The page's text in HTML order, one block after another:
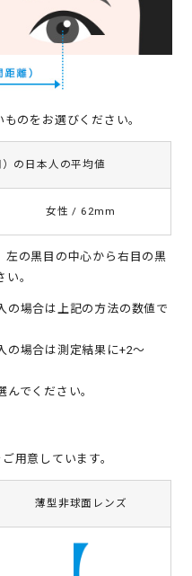
のをお選びください。
の日本人の平均値
女性 / 62mm
左の黒目の中心から右目の黒
。
場合は上記の方法の数値で
の場合は測定結果に+2～
でください。
用意しています。
薄型非球面レンズ